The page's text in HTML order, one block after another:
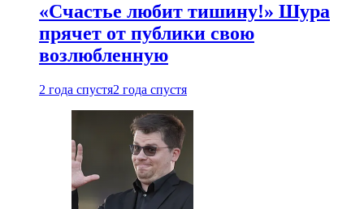
«Счастье любит тишину!» Шура
прячет от публики свою
возлюбленную
2 года спустя2 года спустя